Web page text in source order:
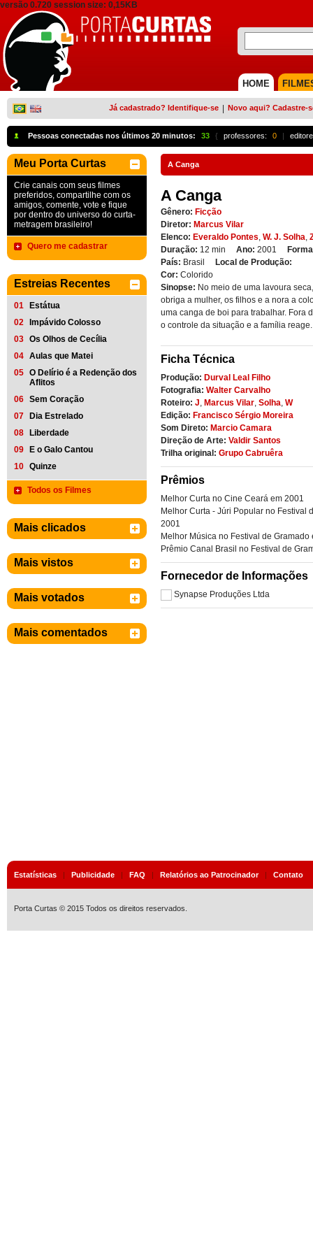
versão 0.720 session size: 0,15KB
HOME
Já cadastrado? Identifique-se Novo aqui? Cadastre-
Pessoas conectadas nos últimos 20 minutos: 33 { professores: 0 |
Meu Porta Curtas
Crie canais com seus filmes
preferidos, compartilhe com os
amigos, comente, vote e fique
por dentro do universo do curta-
metragem brasileiro!
Quero me cadastrar
Estreias Recentes
01
Estátua
02
Impávido Colosso
03 Os Olhos de Cecília
04 Aulas que Matei
05 O Delírio é a Redenção dos
Aflitos
06 Sem Coração
07
Dia Estrelado
08
Liberdade
09
E o Galo Cantou
10 Quinze
Todos os Filmes
Mais clicados
Mais vistos
Mais votados
Mais comentados
A Canga
A Canga
Gênero: Ficção
Diretor: Marcus Vilar
Elenco: Everaldo Pontes, W. J. Solha,
Duração: 12 min Ano: 2001
País: Brasil
Local de Produção:
Cor: Colorido
Sinopse: No meio de uma lavoura
obriga a mulher, os filhos e a nora a
uma canga de boi para trabalhar. Fora
o controle da situação e a família reage.
Ficha Técnica
Produção: Durval Leal Filho
Fotografia: Walter Carvalho
Roteiro: J, Marcus Vilar, Solha, W
Edição: Francisco Sérgio Moreira
Som Direto: Marcio Camara
Direção de Arte: Valdir Santos
Trilha original: Grupo Cabruêra
Prêmios
Melhor Curta no Cine Ceará em 2001
Melhor Curta - Júri Popular no Festival
2001
Melhor Música no Festival de Gramado
Prêmio Canal Brasil no Festival de
Fornecedor de Informações
Synapse Produções Ltda
Estatísticas | Publicidade | FAQ | Relatórios ao Patrocinador| Contato
Porta Curtas © 2015 Todos os direitos reservados.